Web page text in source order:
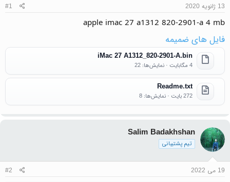
13 ژانویه 2020 #1
apple imac 27 a1312 820-2901-a 4 mb
فایل های ضمیمه
iMac 27 A1312_820-2901-A.bin
4 مگابایت · نمایش‌ها: 22
Readme.txt
272 بایت · نمایش‌ها: 8
Salim Badakhshan
تیم پشتیبانی
19 می 2022 #2